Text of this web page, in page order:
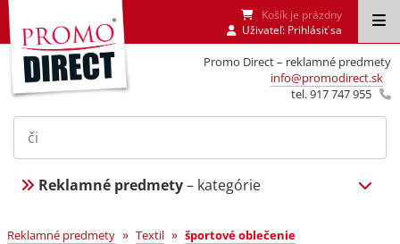
Promo Direct – reklamné predmety
info@promodirect.sk
tel. 917 747 955
Košík je prázdny
Uživateľ: Prihlásiť sa
Reklamné predmety– kategórie
Reklamné predmety » Textil » športové oblečenie